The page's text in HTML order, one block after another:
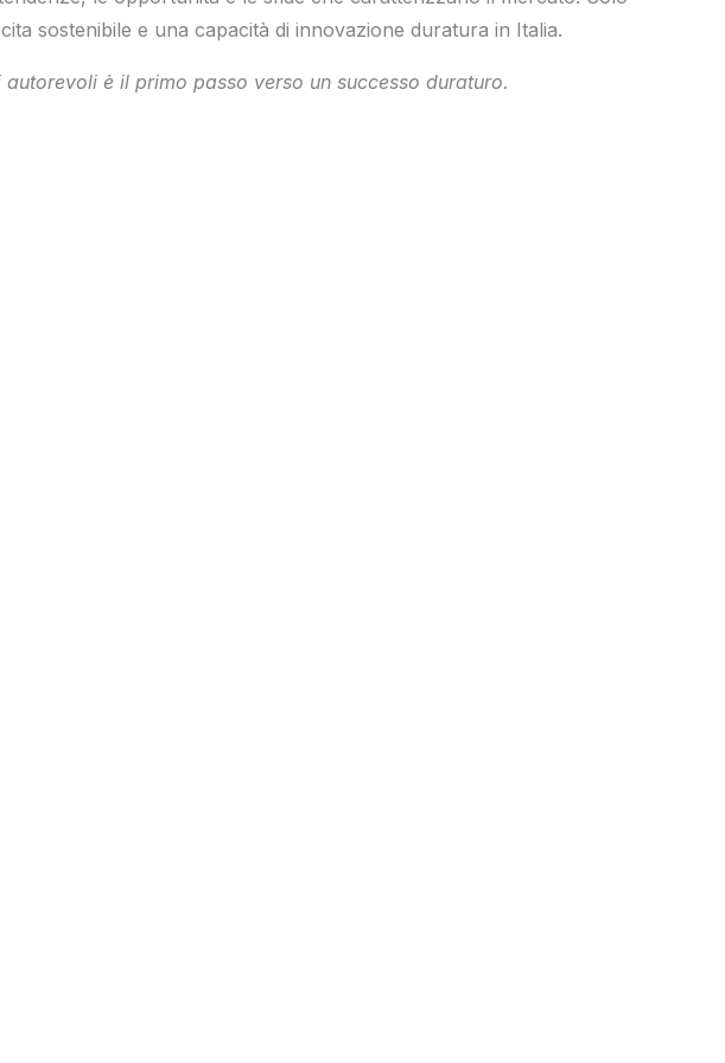
sostenibile e una capacità di innovazione duratura in Italia.
è il primo passo verso un successo duraturo.